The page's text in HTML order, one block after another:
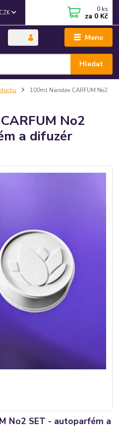
Menu
CZK
Hledat
0 ks
za 0 Kč
100ml Nanolex CARFUM No2
No2
a difuzér
No2 SET - autoparfém a